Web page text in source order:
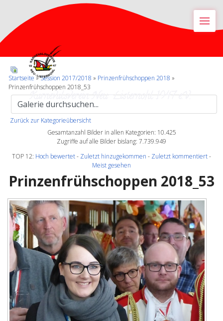
Karnevalsverein Neu-Listernohl 1947 e.V.
Startseite»Session 2017/2018 » Prinzenfrühschoppen 2018 »
Prinzenfrühschoppen 2018_53
Zurück zur Kategorieübersicht
Gesamtanzahl Bilder in allen Kategorien: 10.425
Zugriffe auf alle Bilder bislang: 7.739.949
TOP 12: Hoch bewertet- Zuletzt hinzugekommen - Zuletzt kommentiert-
Meist gesehen
Prinzenfrühschoppen 2018_53